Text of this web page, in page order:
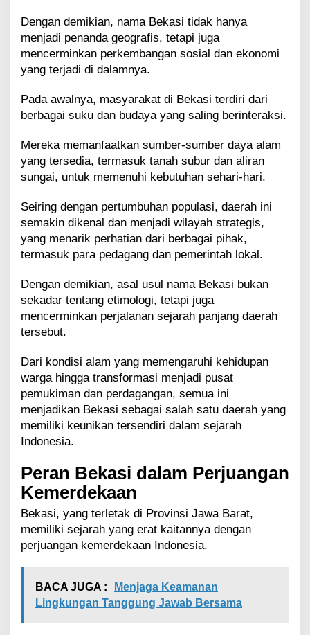
Dengan demikian, nama Bekasi tidak hanya
menjadi penanda geografis, tetapi juga
mencerminkan perkembangan sosial dan ekonomi
yang terjadi di dalamnya.
Pada awalnya, masyarakat di Bekasi terdiri dari
berbagai suku dan budaya yang saling berinteraksi.
Mereka memanfaatkan sumber-sumber daya alam
yang tersedia, termasuk tanah subur dan aliran
sungai, untuk memenuhi kebutuhan sehari-hari.
Seiring dengan pertumbuhan populasi, daerah ini
semakin dikenal dan menjadi wilayah strategis,
yang menarik perhatian dari berbagai pihak,
termasuk para pedagang dan pemerintah lokal.
Dengan demikian, asal usul nama Bekasi bukan
sekadar tentang etimologi, tetapi juga
mencerminkan perjalanan sejarah panjang daerah
tersebut.
Dari kondisi alam yang memengaruhi kehidupan
warga hingga transformasi menjadi pusat
pemukiman dan perdagangan, semua ini
menjadikan Bekasi sebagai salah satu daerah yang
memiliki keunikan tersendiri dalam sejarah
Indonesia.
Peran Bekasi dalam Perjuangan
Kemerdekaan
Bekasi, yang terletak di Provinsi Jawa Barat,
memiliki sejarah yang erat kaitannya dengan
perjuangan kemerdekaan Indonesia.
BACA JUGA :
Menjaga Keamanan
Lingkungan Tanggung Jawab Bersama